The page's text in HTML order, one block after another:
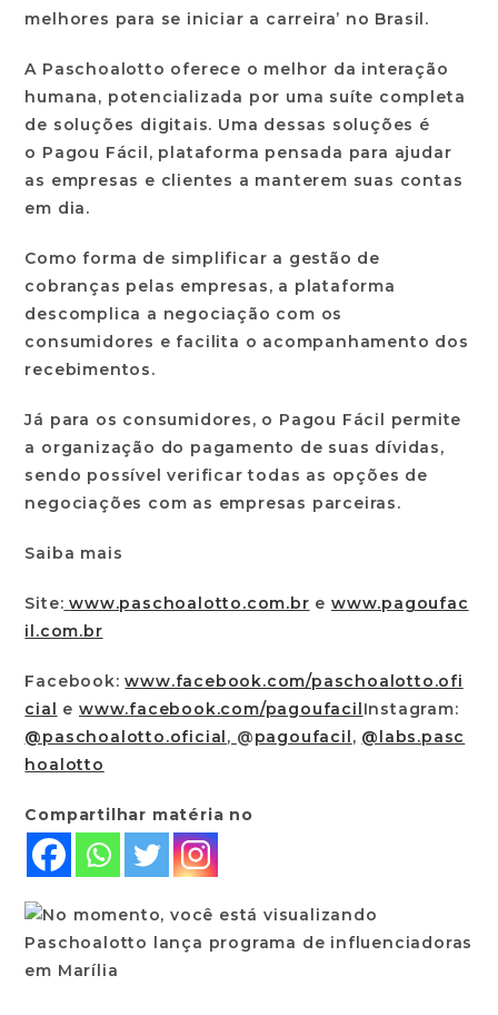
melhores para se iniciar a carreira’ no Brasil.
A Paschoalotto oferece o melhor da interação
humana, potencializada por uma suíte completa
de soluções digitais. Uma dessas soluções é
o Pagou Fácil, plataforma pensada para ajudar
as empresas e clientes a manterem suas contas
em dia.
Como forma de simplificar a gestão de
cobranças pelas empresas, a plataforma
descomplica a negociação com os
consumidores e facilita o acompanhamento dos
recebimentos.
Já para os consumidores, o Pagou Fácil permite
a organização do pagamento de suas dívidas,
sendo possível verificar todas as opções de
negociações com as empresas parceiras.
Saiba mais
Site: www.paschoalotto.com.br ewww.pagoufac
il.com.br
Facebook:www.facebook.com/paschoalotto.ofi
cial ewww.facebook.com/pagoufacilInstagram:
@paschoalotto.oficial, @pagoufacil, @labs.pasc
hoalotto
Compartilhar matéria no